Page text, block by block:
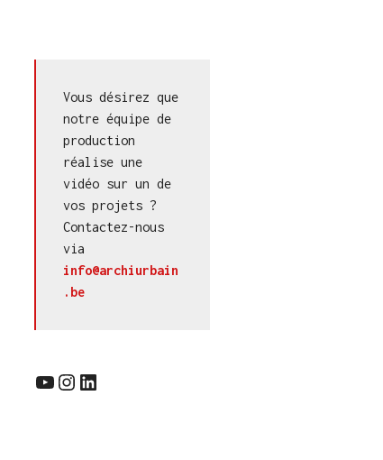
Vous désirez que
notre équipe de
production
réalise une
vidéo sur un de
vos projets ?
Contactez-nous
info@archiurbain
.be
YouTube InstagramLinkedIn